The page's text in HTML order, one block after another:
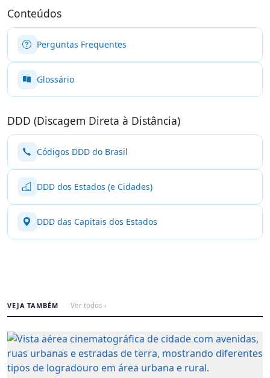
Conteúdos
Perguntas Frequentes
Glossário
DDD (Discagem Direta à Distância)
Códigos DDD do Brasil
DDD dos Estados (e Cidades)
DDD das Capitais dos Estados
VEJA TAMBÉM Ver todos ›